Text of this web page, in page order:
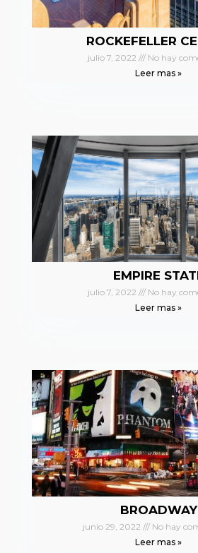
ROCKEFELLER
julio 7, 2022
No hay
Leer mas »
EMPIRE
julio 7, 2022
No hay
Leer mas »
BROADWAY
junio 29, 2022
No hay
Leer mas »